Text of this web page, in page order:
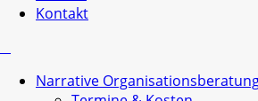
Kontakt
Narrative